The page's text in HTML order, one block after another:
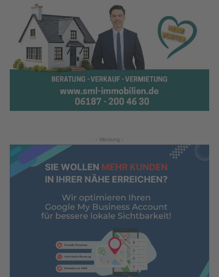
- Werbung -